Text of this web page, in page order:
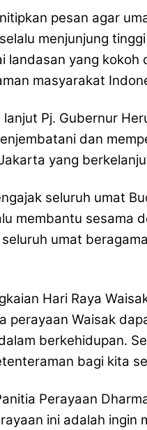
pesan agar
menjunjung
landasan yang kokoh
masyarakat
Pj. Gubernur
dan
yang
seluruh umat
membantu sesama
umat
Hari Raya
perayaan Waisak
berkehidupan.
bagi kita
Perayaan
ini adalah ingin